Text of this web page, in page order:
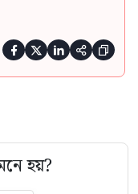
    
হয়?